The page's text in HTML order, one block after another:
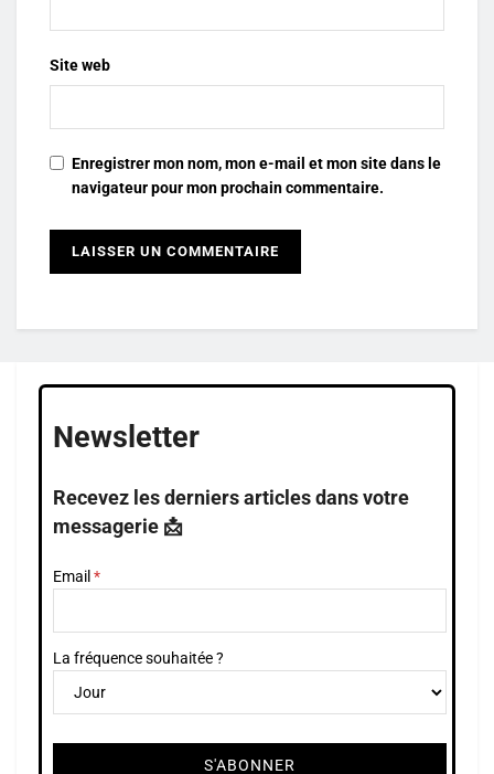
Site web
Enregistrer mon nom, mon e-mail et mon site dans le
navigateur pour mon prochain commentaire.
Newsletter
Recevez les derniers articles dans votre
messagerie 📩
Email
La fréquence souhaitée ?